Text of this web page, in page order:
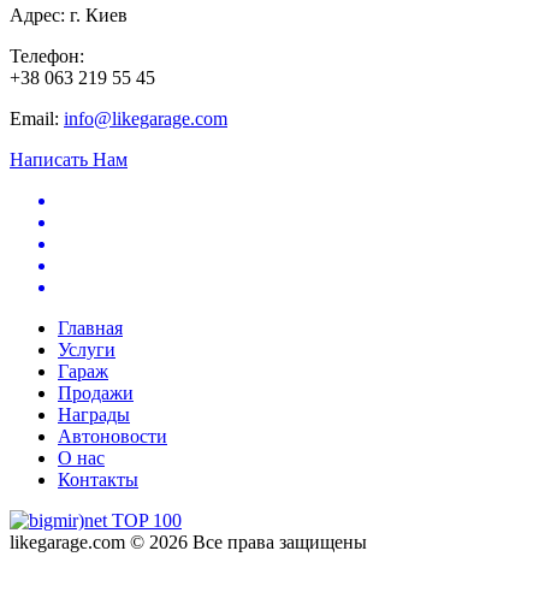
Адрес: г. Киев
Телефон:
+38 063 219 55 45
Email: info@likegarage.com
Написать Нам
Главная
Услуги
Гараж
Продажи
Награды
Автоновости
О нас
Контакты
likegarage.com © 2026 Все права защищены